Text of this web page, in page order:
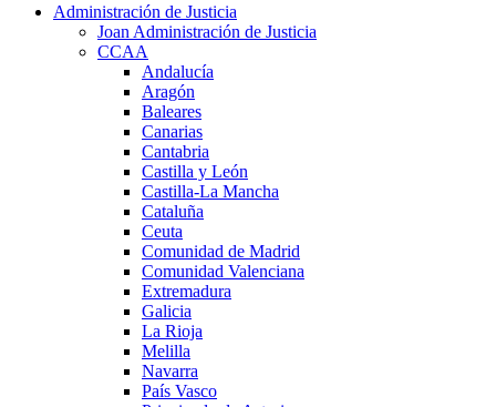
Administración de Justicia
Joan Administración de Justicia
CCAA
Andalucía
Aragón
Baleares
Canarias
Cantabria
Castilla y León
Castilla-La Mancha
Cataluña
Ceuta
Comunidad de Madrid
Comunidad Valenciana
Extremadura
Galicia
La Rioja
Melilla
Navarra
País Vasco